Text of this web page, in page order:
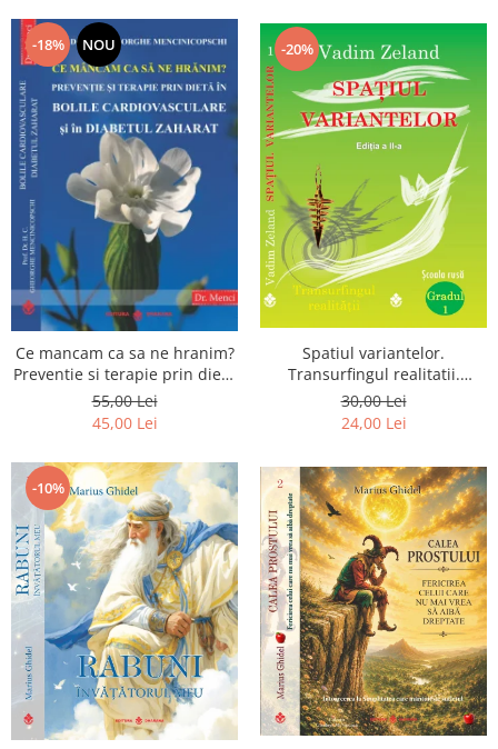
-18% NOU
Ce mancam ca sa ne hranim?
Preventie si terapie prin dieta
in bolile cardiovasculare si in
diabetul zaharat
55,00 Lei
45,00 Lei
-20%
Spatiul variantelor.
Transurfingul realitatii.
Gradul 1. Cum sa ne
dezvoltam intuitia si sa ne
alegem soarta
30,00 Lei
24,00 Lei
-10%